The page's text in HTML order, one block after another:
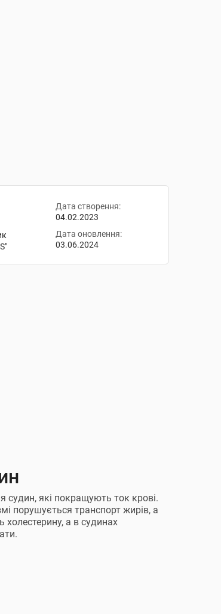
Дата створення:
04.02.2023
Дата оновлення:
03.06.2024
судин, які покращують ток крові.
порушується транспорт жирів, а
холестерину, а в судинах